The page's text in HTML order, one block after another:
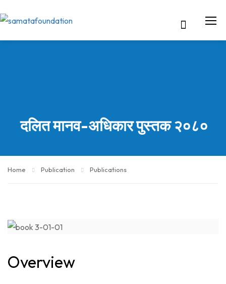
दलित मानव-अधिकार पुस्तक २०८०
Home Publication Publications
Overview